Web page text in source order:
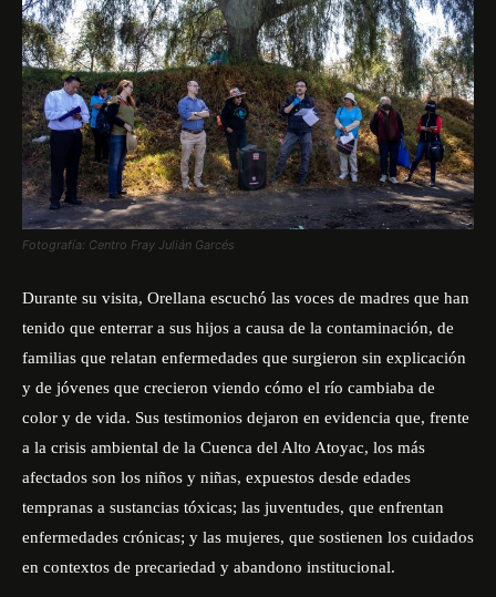
Fotografía: Centro Fray Julián Garcés
Durante su visita, Orellana escuchó las voces de madres que han
tenido que enterrar a sus hijos a causa de la contaminación, de
familias que relatan enfermedades que surgieron sin explicación
y de jóvenes que crecieron viendo cómo el río cambiaba de
color y de vida. Sus testimonios dejaron en evidencia que, frente
a la crisis ambiental de la Cuenca del Alto Atoyac, los más
afectados son los niños y niñas, expuestos desde edades
tempranas a sustancias tóxicas; las juventudes, que enfrentan
enfermedades crónicas; y las mujeres, que sostienen los cuidados
en contextos de precariedad y abandono institucional.